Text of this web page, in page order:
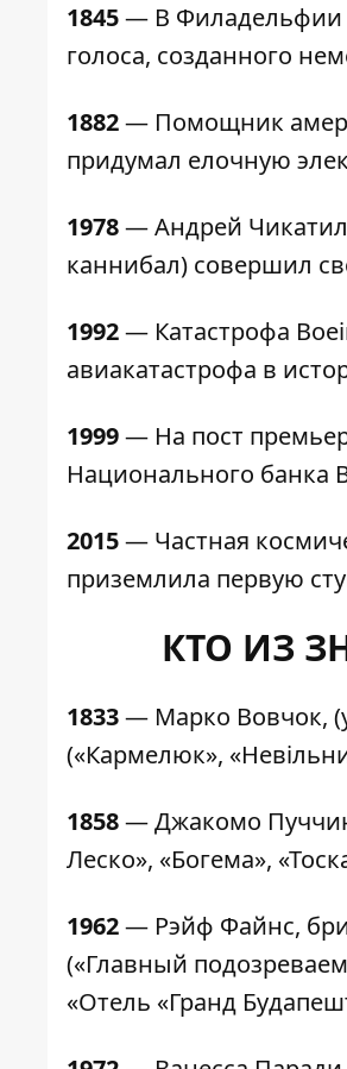
1845— В Филадельфии
голоса, созданного
1882— Помощник
придумал елочную
1978— Андрей
каннибал) совершил
1992— Катастрофа
авиакатастрофа в
1999— На пост
Национального банка
2015— Частная
приземлила первую
КТО ИЗ
1833— Марко Вовчок,
(«Кармелюк»,
1858— Джакомо
Леско», «Богема»,
1962— Рэйф Файнс,
(«Главный
«Отель «Гранд